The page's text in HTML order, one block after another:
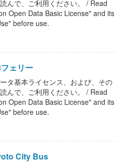
んで、ご利用ください。 / Read
Open Data Basic License" and its
before use.
ェリー
タ基本ライセンス、および、その
んで、ご利用ください。 / Read
Open Data Basic License" and its
before use.
City Bus